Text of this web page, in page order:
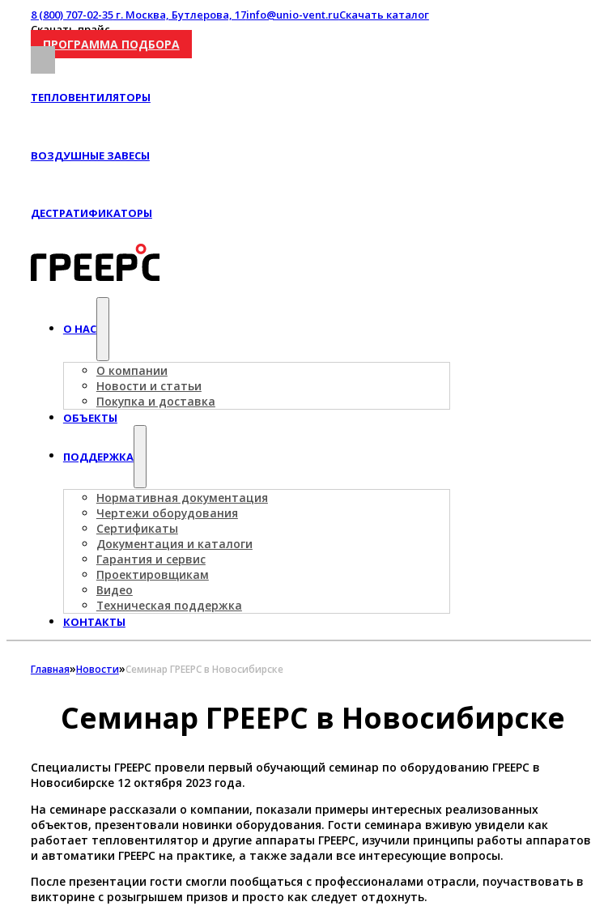
8 (800) 707-02-35г. Москва, Бутлерова, 17info@unio-vent.ruСкачать каталог
Скачать прайс
ПРОГРАММА ПОДБОРА
ТЕПЛОВЕНТИЛЯТОРЫ
ВОЗДУШНЫЕ ЗАВЕСЫ
ДЕСТРАТИФИКАТОРЫ
О НАС
О компании
Новости и статьи
Покупка и доставка
ОБЪЕКТЫ
ПОДДЕРЖКА
Нормативная документация
Чертежи оборудования
Сертификаты
Документация и каталоги
Гарантия и сервис
Проектировщикам
Видео
Техническая поддержка
КОНТАКТЫ
Главная»Новости»Семинар ГРЕЕРС в Новосибирске
Семинар ГРЕЕРС в Новосибирске
Специалисты ГРЕЕРС провели первый обучающий семинар по оборудованию ГРЕЕРС в
Новосибирске 12 октября 2023 года.
На семинаре рассказали о компании, показали примеры интересных реализованных
объектов, презентовали новинки оборудования. Гости семинара вживую увидели как
работает тепловентилятор и другие аппараты ГРЕЕРС, изучили принципы работы аппаратов
и автоматики ГРЕЕРС на практике, а также задали все интересующие вопросы.
После презентации гости смогли пообщаться с профессионалами отрасли, поучаствовать в
викторине с розыгрышем призов и просто как следует отдохнуть.